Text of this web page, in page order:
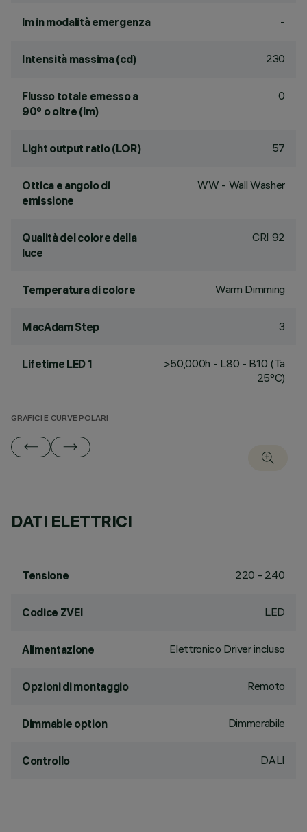
lm in modalità emergenza -
Intensità massima (cd) 230
Flusso totale emesso a
90° o oltre (lm)
0
Light output ratio (LOR) 57
Ottica e angolo di
emissione
WW - Wall Washer
Qualità del colore della
luce
CRI 92
Temperatura di colore Warm Dimming
MacAdam Step 3
Lifetime LED 1
>50,000h - L80 - B10 (Ta
25°C)
GRAFICI E CURVE POLARI
DATI ELETTRICI
Tensione 220 - 240
Codice ZVEI LED
Alimentazione Elettronico Driver incluso
Opzioni di montaggio Remoto
Dimmable option Dimmerabile
Controllo DALI